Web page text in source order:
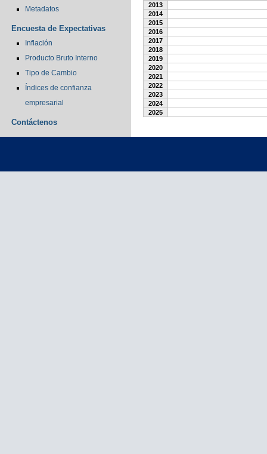
Metadatos
Encuesta de Expectativas
Inflación
Producto Bruto Interno
Tipo de Cambio
Índices de confianza
empresarial
Contáctenos
2013
2014
2015
2016
2017
2018
2019
2020
2021
2022
2023
2024
2025